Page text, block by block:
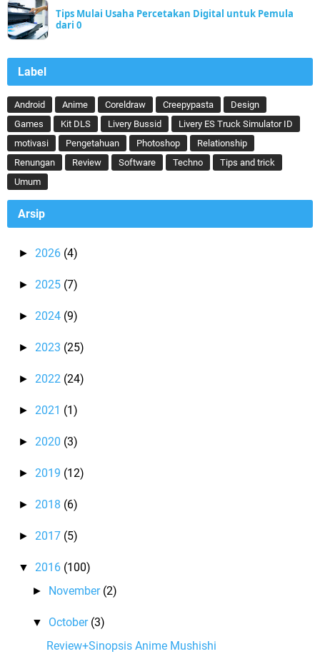
Tips Mulai Usaha Percetakan Digital untuk Pemula
dari 0
Label
Android Anime Coreldraw Creepypasta
Design
Games
Kit DLS Livery Bussid
Livery ES Truck Simulator ID
motivasi
Pengetahuan Photoshop
Relationship
Renungan
Review Software Techno
Tips and trick
Umum
Arsip
► 2026 (4)
► 2025 (7)
► 2024 (9)
► 2023 (25)
► 2022 (24)
► 2021 (1)
► 2020 (3)
► 2019 (12)
► 2018 (6)
► 2017 (5)
▼ 2016 (100)
► November (2)
▼ October (3)
Review+Sinopsis Anime Mushishi